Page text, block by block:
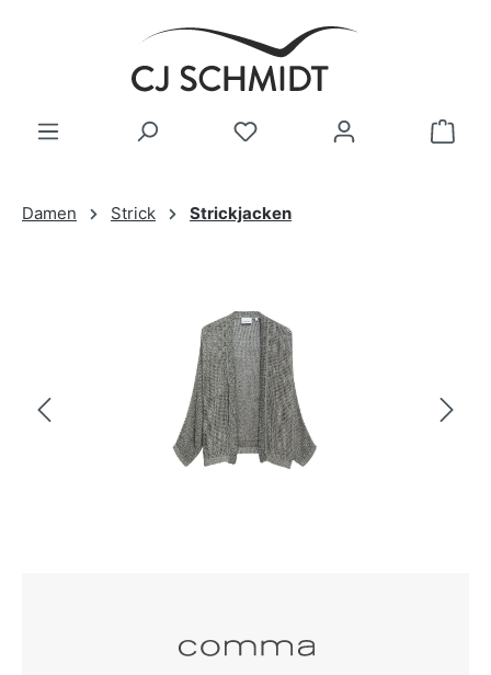
Zum Hauptinhalt springen
Damen Strick Strickjacken